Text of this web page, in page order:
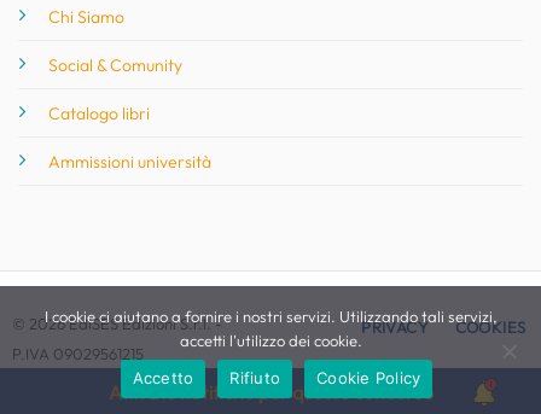
Attiva le notifiche per questo concorso
Chi Siamo
Social & Comunity
Catalogo libri
Ammissioni università
© 2026 EdiSES Edizioni S.r.l. -
P.IVA 09029561215
PRIVACY COOKIES
I cookie ci aiutano a fornire i nostri servizi. Utilizzando tali servizi,
accetti l'utilizzo dei cookie.
Accetto
Rifiuto Cookie Policy